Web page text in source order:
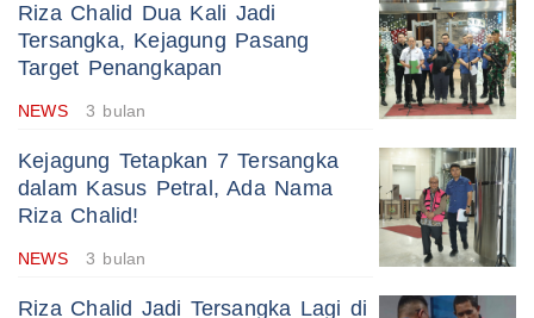
Riza Chalid Dua Kali Jadi
Tersangka, Kejagung Pasang
Target Penangkapan
NEWS 3 bulan
Kejagung Tetapkan 7 Tersangka
dalam Kasus Petral, Ada Nama
Riza Chalid!
NEWS 3 bulan
Riza Chalid Jadi Tersangka Lagi di